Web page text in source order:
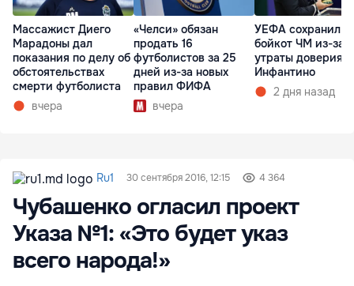
Массажист Диего
Марадоны дал
показания по делу об
обстоятельствах
смерти футболиста
вчера
«Челси» обязан
продать 16
футболистов за 25
дней из-за новых
правил ФИФА
вчера
УЕФА сохранил
бойкот ЧМ из-за
утраты доверия к
Инфантино
2 дня назад
Ru1 30 сентября 2016, 12:15 4 364
Чубашенко огласил проект
Указа №1: «Это будет указ
всего народа!»